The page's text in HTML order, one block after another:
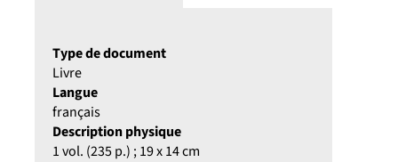
Type de document
Livre
Langue
français
Description physique
1 vol. (235 p.) ; 19 x 14 cm